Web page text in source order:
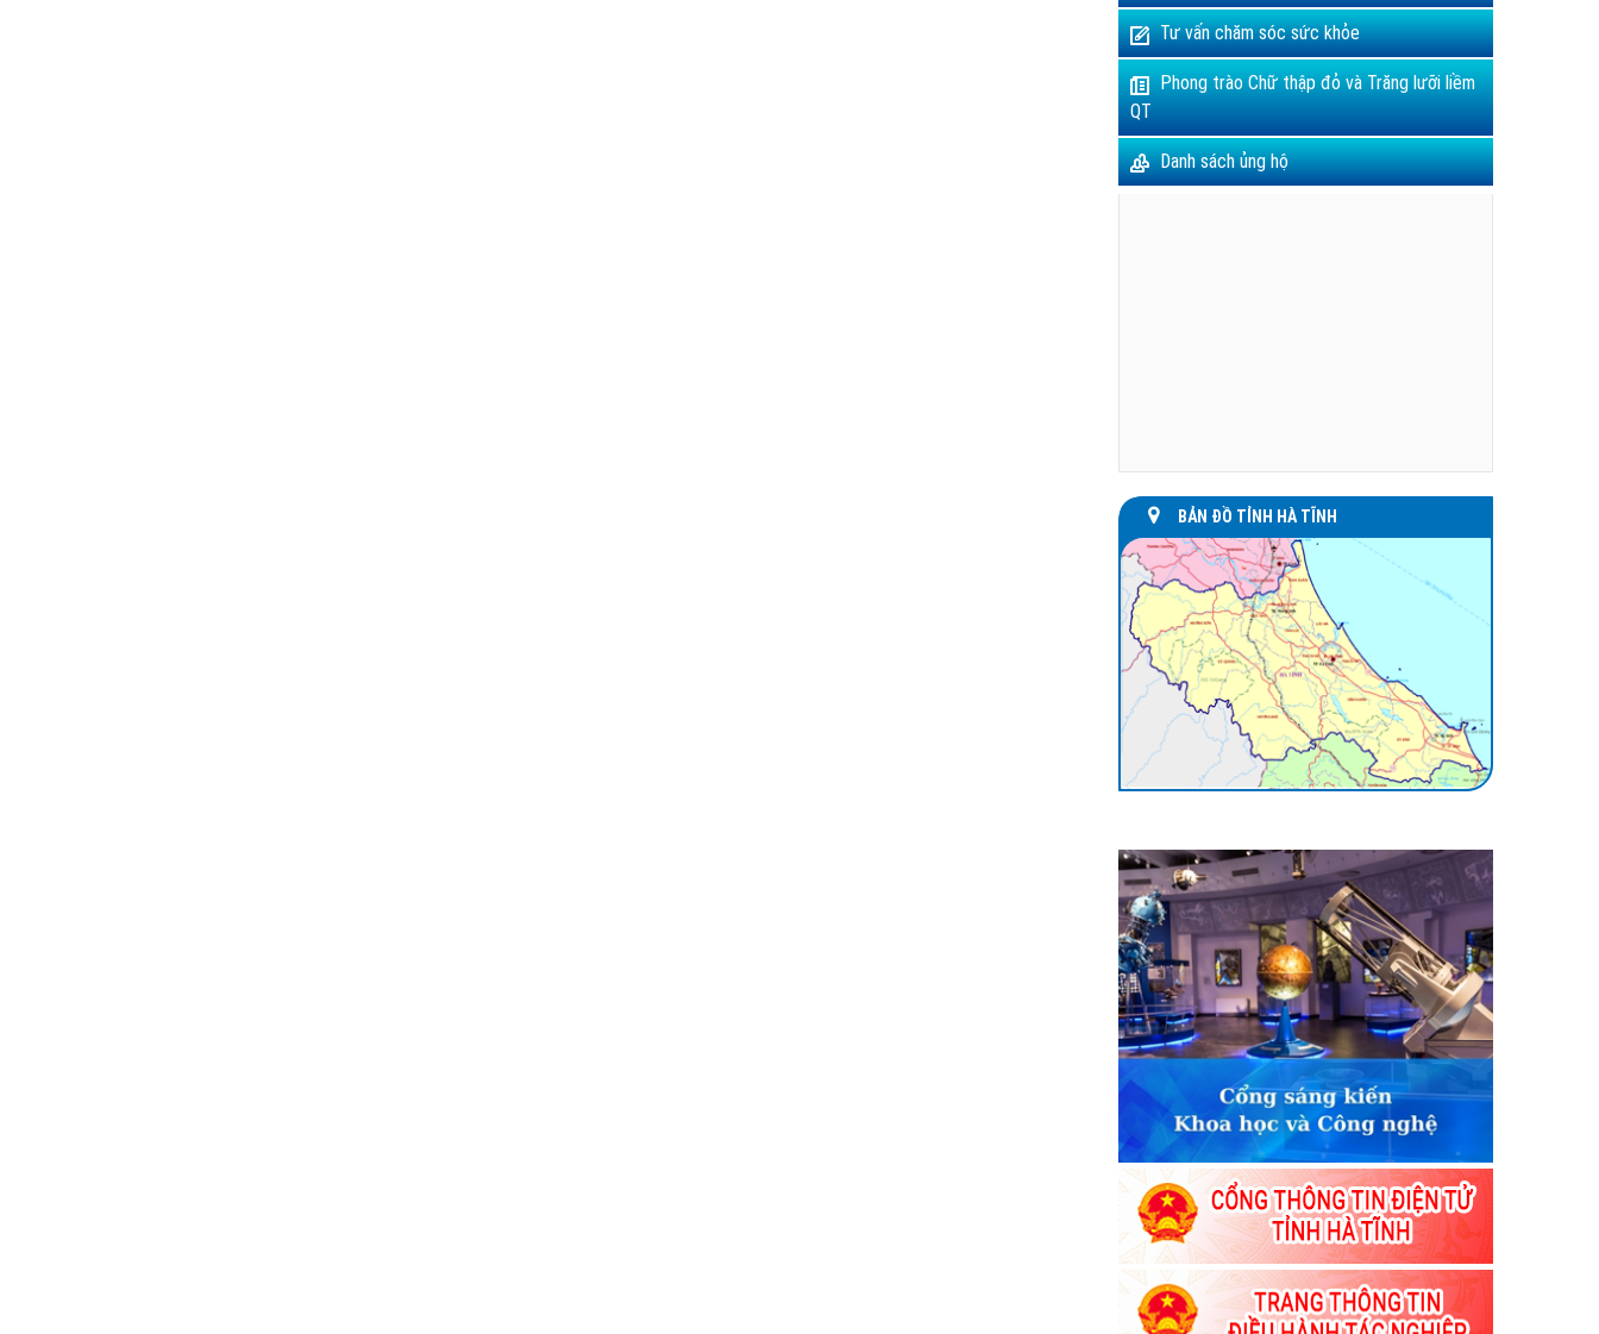
Tư vấn chăm sóc sức khỏe
Phong trào Chữ thập đỏ và Trăng lưỡi liềm
QT
Danh sách ủng hộ
BẢN ĐỒ TỈNH HÀ TĨNH